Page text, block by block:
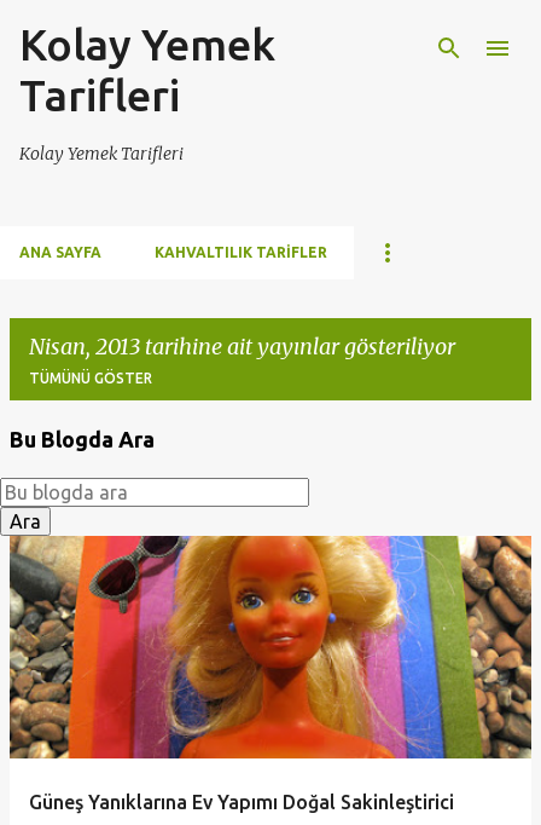
Ana içeriğe atla
Kolay Yemek
Tarifleri
Kolay Yemek Tarifleri
ANA SAYFA KAHVALTILIK TARIFLER
Nisan, 2013 tarihine ait yayınlar gösteriliyor
TÜMÜNÜ GÖSTER
a
y
t
a
r
Bu Blogda Ara
Güneş Yanıklarına Ev Yapımı Doğal Sakinleştirici